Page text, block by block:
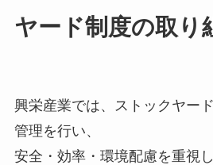
ヤード制度の取り
興栄産業では、ストックヤー
管理を行い、
安全・効率・環境配慮を重視